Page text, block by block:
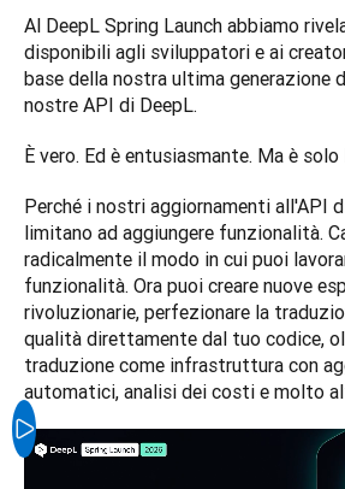
Al DeepL Spring Launch abbiamo
disponibili agli sviluppatori e ai
base della nostra ultima
nostre API di DeepL.
È vero. Ed è entusiasmante. Ma è
Perché i nostri aggiornamenti all'API
limitano ad aggiungere funzionalità.
radicalmente il modo in cui puoi
funzionalità. Ora puoi creare nuove
rivoluzionarie, perfezionare la
qualità direttamente dal tuo codice,
traduzione come infrastruttura con
automatici, analisi dei costi e molto